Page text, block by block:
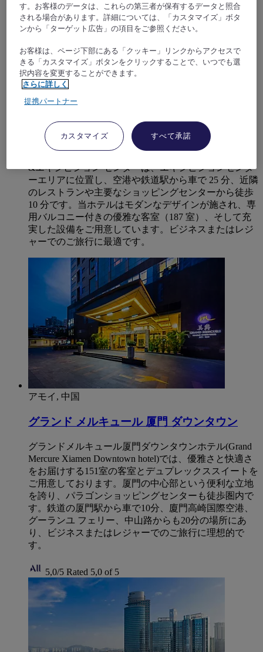
アモイ, 中国
ァレンス&エキシビション センター
&エキシビション センターは、エキシビションセンタ
ーエリアに位置し、空港や鉄道駅から車で 25 分、近隣
のレストランや主要なショッピングセンターから徒歩
10 分です。当ホテルはモダンなデザインが施され、専
用バルコニー付きの優雅な客室（187 室）、そして充
実した設備をご用意しています。ビジネスまたはレジ
ャーでのご旅行に最適です。
アモイ, 中国
グランド メルキュール 厦門 ダウンタウン
グランドメルキュール厦門ダウンタウンホテル(Grand
Mercure Xiamen Downtown hotel)では、優雅さと快適さ
をお届けする151室の客室とデュプレックススイートを
ご用意しております。厦門の中心部という便利な立地
を誇り、パラゴンショッピングセンターも徒歩圏内で
す。鉄道の厦門駅から車で10分、廈門高崎国際空港、
グーランユ フェリー、中山路からも20分の場所にあ
り、ビジネスまたはレジャーでのご旅行に理想的で
す。
5,0/5 Rated 5,0 of 5
す。お客様のデータは、これらの第三者が保有するデータと照合
される場合があります。詳細については、「カスタマイズ」ボタ
ンから「ターゲット広告」の項目をご参照ください。
お客様は、ページ下部にある「クッキー」リンクからアクセスで
きる「カスタマイズ」ボタンをクリックすることで、いつでも選
択内容を変更することができます。
さらに詳しく
提携パートナー
カスタマイズ すべて承諾